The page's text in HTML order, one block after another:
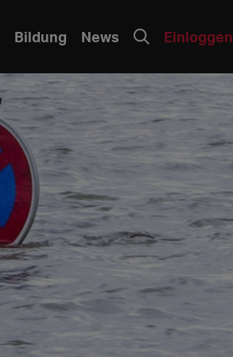
Bildung News Einloggen